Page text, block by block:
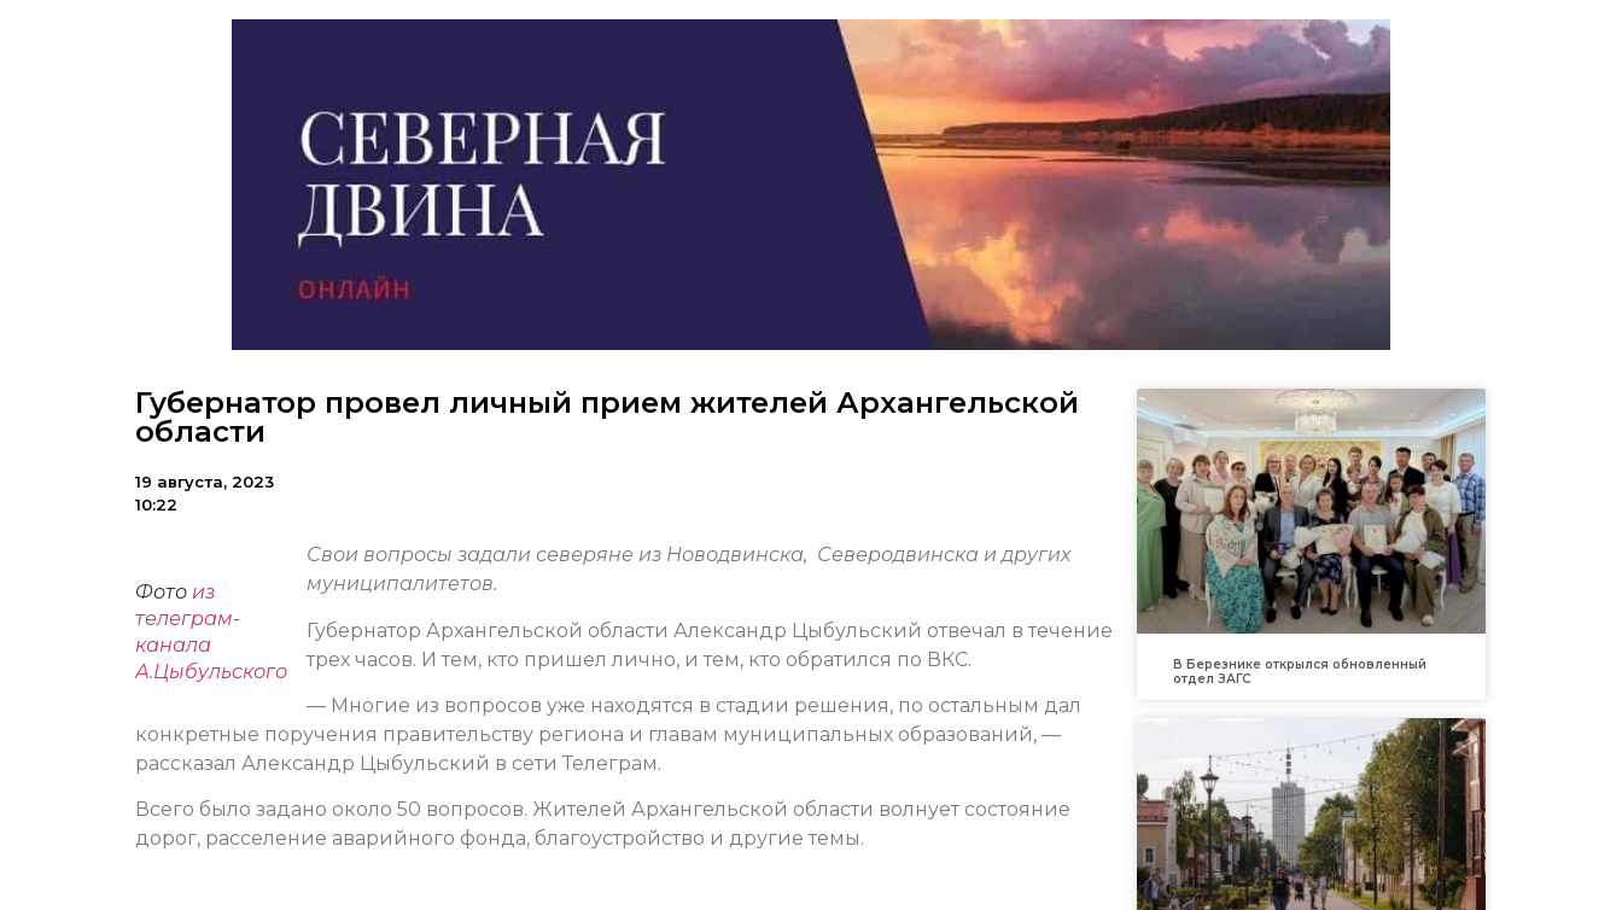
Губернатор провел личный прием жителей Архангельской
области
19 августа, 2023
10:22
Фото из
телеграм-
канала
А.Цыбульского
Свои вопросы задали северяне из Новодвинска, Северодвинска и других
муниципалитетов.
Губернатор Архангельской области Александр Цыбульский отвечал в течение
трех часов. И тем, кто пришел лично, и тем, кто обратился по ВКС.
— Многие из вопросов уже находятся в стадии решения, по остальным дал
конкретные поручения правительству региона и главам муниципальных образований, —
рассказал Александр Цыбульский в сети Телеграм.
Всего было задано около 50 вопросов. Жителей Архангельской области волнует состояние
дорог, расселение аварийного фонда, благоустройство и другие темы.
В Березнике открылся обновленный
отдел ЗАГС